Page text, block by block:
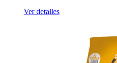
Ver detalles